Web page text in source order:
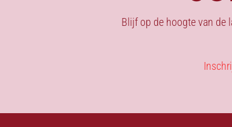
Blijf op de hoogte van de